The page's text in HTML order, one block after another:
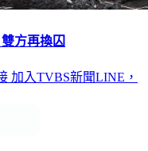
方再換囚
加入TVBS新聞LINE，